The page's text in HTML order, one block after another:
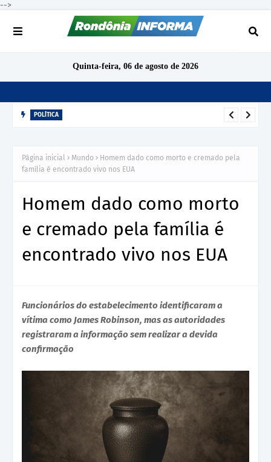
-->
Quinta-feira, 06 de agosto de 2026
POLÍTICA
Página inicial Mundo
Homem dado como morto e cremado pela
família é encontrado vivo nos EUA
Homem dado como morto
e cremado pela família é
encontrado vivo nos EUA
Funcionários do estabelecimento identificaram a
vítima como James Robinson, mas as autoridades
registraram a informação sem realizar a devida
confirmação